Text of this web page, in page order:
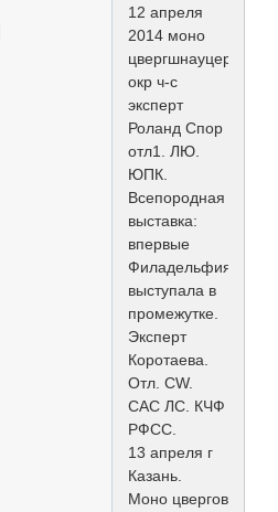
12 апреля
2014 моно
цвергшнауцеров
окр ч-с
эксперт
Роланд Спор
отл1. ЛЮ.
ЮПК.
Всепородная
выставка:
впервые
Филадельфия
выступала в
промежутке.
Эксперт
Коротаева.
Отл. CW.
CAC ЛС. КЧФ
РФСС.
13 апреля г
Казань.
Моно цвергов